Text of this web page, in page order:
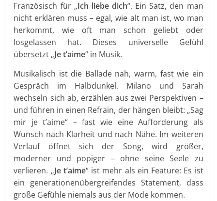
Französisch für „Ich liebe dich“. Ein Satz, den man
nicht erklären muss – egal, wie alt man ist, wo man
herkommt, wie oft man schon geliebt oder
losgelassen hat. Dieses universelle Gefühl
übersetzt „Je t’aime“ in Musik.
Musikalisch ist die Ballade nah, warm, fast wie ein
Gespräch im Halbdunkel. Milano und Sarah
wechseln sich ab, erzählen aus zwei Perspektiven –
und führen in einen Refrain, der hängen bleibt: „Sag
mir je t’aime“ – fast wie eine Aufforderung als
Wunsch nach Klarheit und nach Nähe. Im weiteren
Verlauf öffnet sich der Song, wird größer,
moderner und popiger – ohne seine Seele zu
verlieren. „Je t’aime“ ist mehr als ein Feature: Es ist
ein generationenübergreifendes Statement, dass
große Gefühle niemals aus der Mode kommen.